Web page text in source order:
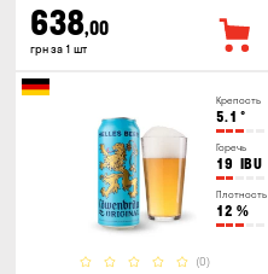
638,00
грн за 1 шт
Крепость
5.1 °
Горечь
19 IBU
Плотность
12 %
(0)